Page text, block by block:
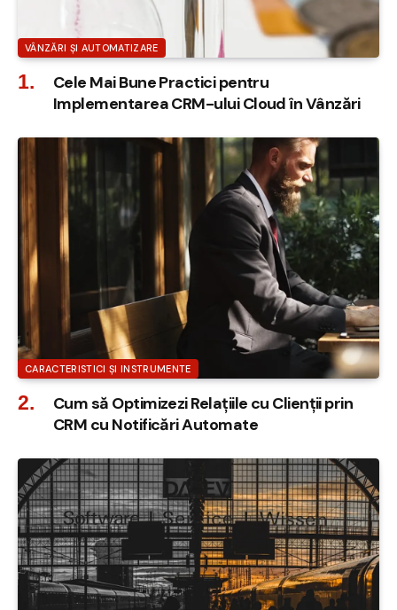
VÂNZĂRI ȘI AUTOMATIZARE
Cele Mai Bune Practici pentru
Implementarea CRM-ului Cloud în Vânzări
CARACTERISTICI ȘI INSTRUMENTE
Cum să Optimizezi Relațiile cu Clienții prin
CRM cu Notificări Automate